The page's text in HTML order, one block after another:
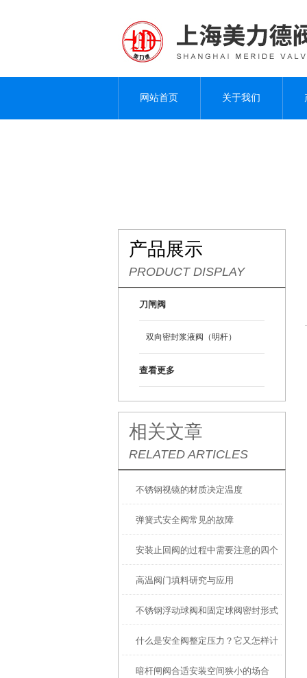
网站首页 关于我们
产品展示
PRODUCT DISPLAY
刀闸阀
双向密封浆液阀（明杆）
查看更多
相关文章
RELATED ARTICLES
不锈钢视镜的材质决定温度
弹簧式安全阀常见的故障
安装止回阀的过程中需要注意的四个
要点
高温阀门填料研究与应用
不锈钢浮动球阀和固定球阀密封形式
的区别
什么是安全阀整定压力？它又怎样计
算呢？
暗杆闸阀合适安装空间狭小的场合